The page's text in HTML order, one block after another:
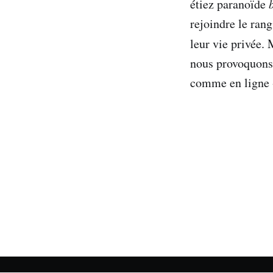
étiez paranoïde
rejoindre le
leur vie privée.
nous
comme en